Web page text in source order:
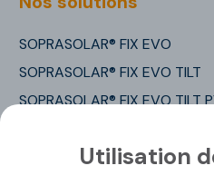
SOPRASOLAR® FIX EVO
SOPRASOLAR® FIX EVO TILT
SOPRASOLAR® FIX EVO TILT
SOPRASOLAR® PARK
Utilisation